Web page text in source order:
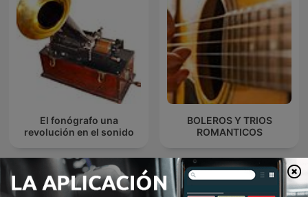
El fonógrafo una
revolución en el sonido
BOLEROS Y TRIOS
ROMANTICOS